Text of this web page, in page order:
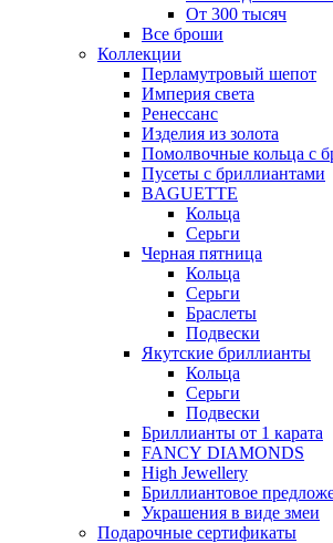
От 300 тысяч
Все броши
Коллекции
Перламутровый шепот
Империя света
Ренессанс
Изделия из золота
Помолвочные кольца с
Пусеты с бриллиантами
BAGUETTE
Кольца
Серьги
Черная пятница
Кольца
Серьги
Браслеты
Подвески
Якутские бриллианты
Кольца
Серьги
Подвески
Бриллианты от 1 карата
FANCY DIAMONDS
High Jewellery
Бриллиантовое
Украшения в виде змеи
Подарочные сертификаты